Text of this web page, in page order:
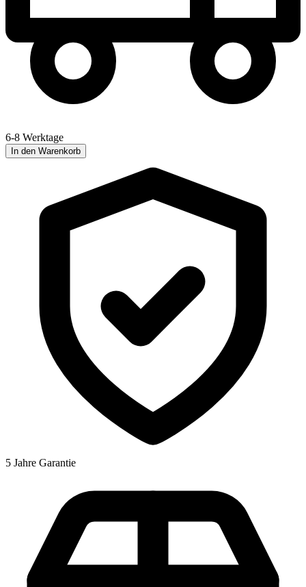
6-8 Werktage
In den Warenkorb
5 Jahre Garantie